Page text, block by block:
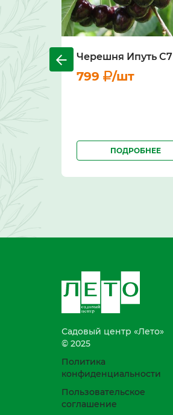
Черешня Ипуть С7
799 /шт
ПОДРОБНЕЕ
Садовый центр «Лето»
© 2025
Политика
конфиденциальности
Пользовательское
соглашение